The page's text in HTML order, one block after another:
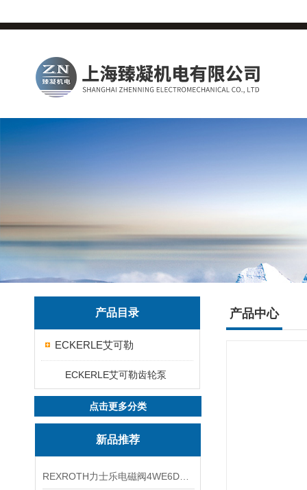
产品目录
ECKERLE艾可勒
ECKERLE艾可勒齿轮泵
点击更多分类
新品推荐
产品中心